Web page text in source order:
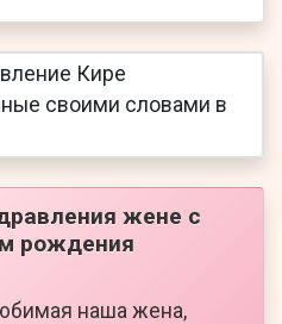
жене с
рождения
наша жена,